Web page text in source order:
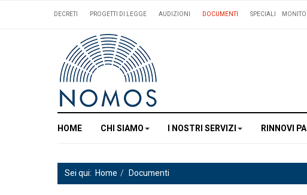
DECRETI PROGETTI DI LEGGE AUDIZIONI DOCUMENTI SPECIALI
HOME CHI SIAMO I NOSTRI SERVIZI RINNOVI
Sei qui: Home Documenti